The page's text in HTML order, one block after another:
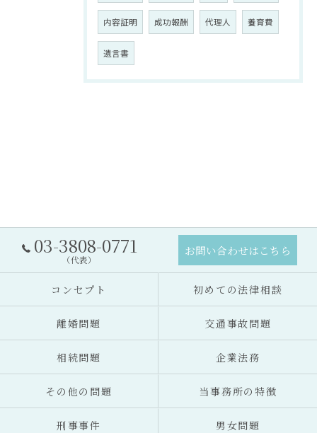
内容証明 成功報酬 代理人 養育費
遺言書
03-3808-0771
（代表）
お問い合わせはこちら
コンセプト 初めての法律相談
離婚問題 交通事故問題
相続問題 企業法務
その他の問題 当事務所の特徴
刑事事件 男女問題